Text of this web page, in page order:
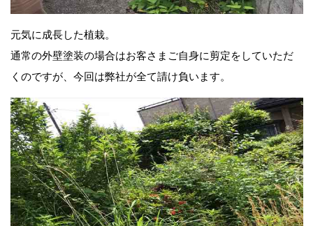
元気に成長した植栽。
通常の外壁塗装の場合はお客さまご自身に剪定をしていただ
くのですが、今回は弊社が全て請け負います。